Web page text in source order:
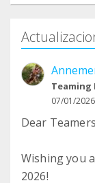
Teaming
07/01/
Dear
Wishing you
2026!